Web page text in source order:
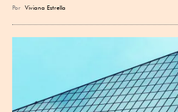
Por Viviana Estrella